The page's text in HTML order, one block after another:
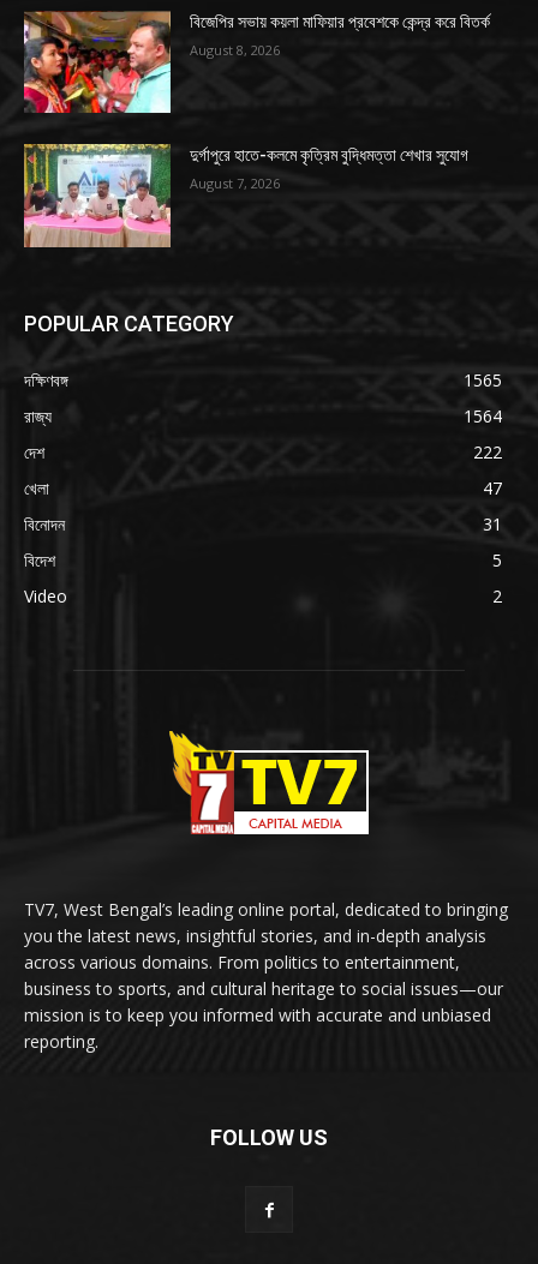
বিজেপির সভায় কয়লা মাফিয়ার প্রবেশকে কেন্দ্র করে বিতর্ক
August 8, 2026
দুর্গাপুরে হাতে-কলমে কৃত্রিম বুদ্ধিমত্তা শেখার সুযোগ
August 7, 2026
POPULAR CATEGORY
দক্ষিণবঙ্গ
1565
রাজ্য
1564
দেশ
222
খেলা
47
বিনোদন
31
বিদেশ
5
Video
2
TV7, West Bengal’s leading online portal, dedicated to bringing
you the latest news, insightful stories, and in-depth analysis
across various domains. From politics to entertainment,
business to sports, and cultural heritage to social issues—our
mission is to keep you informed with accurate and unbiased
reporting.
FOLLOW US